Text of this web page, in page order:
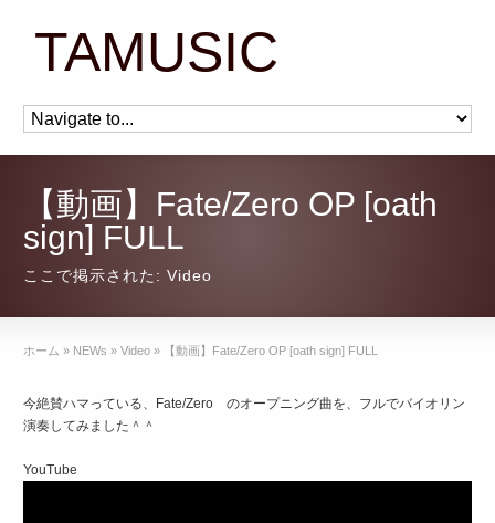
TAMUSIC
【動画】Fate/Zero OP [oath
sign] FULL
ここで掲示された:Video
ホーム » NEWs » Video » 【動画】Fate/Zero OP [oath sign] FULL
今絶賛ハマっている、Fate/Zero のオープニング曲を、フルでバイオリン
演奏してみました＾＾
YouTube